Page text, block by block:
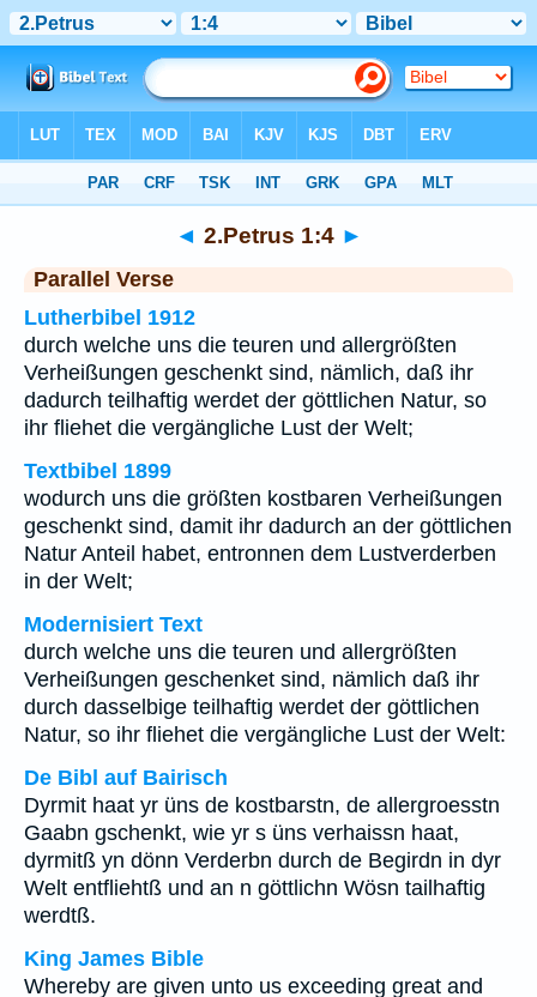
◄ 2.Petrus 1:4 ►
Parallel Verse
Lutherbibel 1912
durch welche uns die teuren und allergrößten
Verheißungen geschenkt sind, nämlich, daß ihr
dadurch teilhaftig werdet der göttlichen Natur, so
ihr fliehet die vergängliche Lust der Welt;
Textbibel 1899
wodurch uns die größten kostbaren Verheißungen
geschenkt sind, damit ihr dadurch an der göttlichen
Natur Anteil habet, entronnen dem Lustverderben
in der Welt;
Modernisiert Text
durch welche uns die teuren und allergrößten
Verheißungen geschenket sind, nämlich daß ihr
durch dasselbige teilhaftig werdet der göttlichen
Natur, so ihr fliehet die vergängliche Lust der Welt:
De Bibl auf Bairisch
Dyrmit haat yr üns de kostbarstn, de allergroesstn
Gaabn gschenkt, wie yr s üns verhaissn haat,
dyrmitß yn dönn Verderbn durch de Begirdn in dyr
Welt entfliehtß und an n göttlichn Wösn tailhaftig
werdtß.
King James Bible
Whereby are given unto us exceeding great and